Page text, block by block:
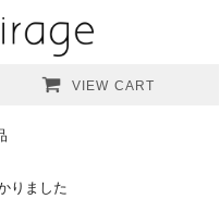
VIEW CART
りました